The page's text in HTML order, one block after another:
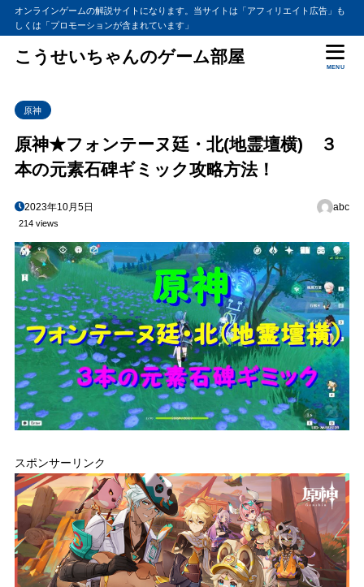
オンラインゲームの解説サイトになります。当サイトは「アフィリエイト広告」も
しくは「プロモーションが含まれています」
こうせいちゃんのゲーム部屋
MENU
原神
原神★フォンテーヌ廷・北(地霊壇横) ３
本の元素石碑ギミック攻略方法！
2023年10月5日 abc
214 views
スポンサーリンク